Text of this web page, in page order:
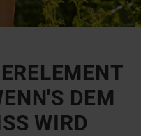
DEM
WIRD